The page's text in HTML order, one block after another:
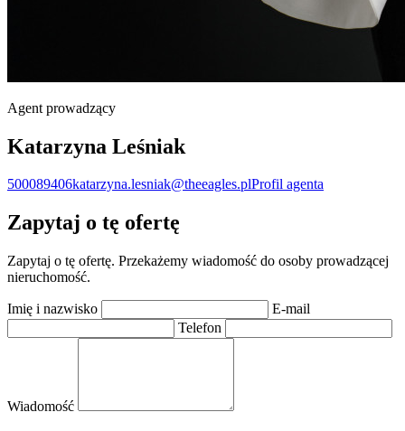
Agent prowadzący
Katarzyna Leśniak
500089406katarzyna.lesniak@theeagles.plProfil agenta
Zapytaj o tę ofertę
Zapytaj o tę ofertę. Przekażemy wiadomość do osoby prowadzącej
nieruchomość.
Imię i nazwisko
E-mail
Telefon
Wiadomość